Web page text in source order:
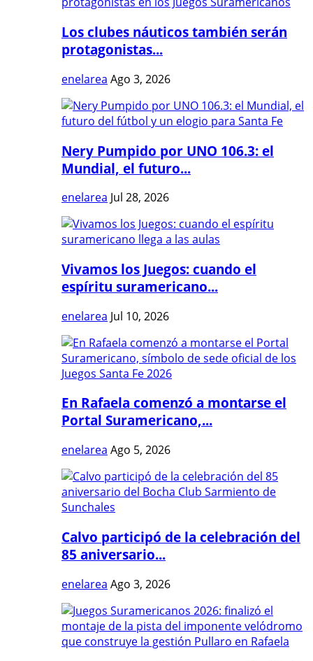
Los clubes náuticos también serán
protagonistas...
enelarea Ago 3, 2026
Nery Pumpido por UNO 106.3: el
Mundial, el futuro...
enelarea Jul 28, 2026
Vivamos los Juegos: cuando el
espíritu suramericano...
enelarea Jul 10, 2026
En Rafaela comenzó a montarse el
Portal Suramericano,...
enelarea Ago 5, 2026
Calvo participó de la celebración del
85 aniversario...
enelarea Ago 3, 2026